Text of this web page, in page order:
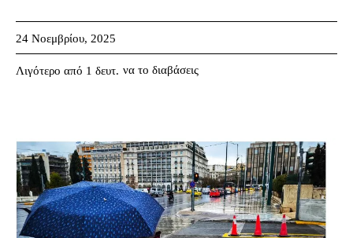
24 Νοεμβρίου, 2025
Λιγότερο από 1 δευτ. να το διαβάσεις